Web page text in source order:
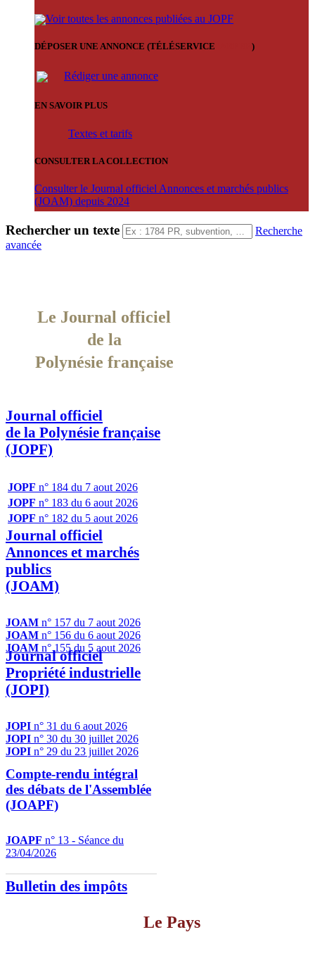
Voir toutes les annonces publiées au JOPF
DÉPOSER UNE ANNONCE (TÉLÉSERVICE )
Rédiger une annonce
EN SAVOIR PLUS
Textes et tarifs
CONSULTER LA COLLECTION
Consulter le Journal officiel Annonces et marchés publics
(JOAM) depuis 2024
Rechercher un texte
Recherche
avancée
Le Journal officiel
de la
Polynésie française
Journal officiel
de la Polynésie française
(JOPF)
JOPF n° 184 du 7 aout 2026
JOPF n° 183 du 6 aout 2026
JOPF n° 182 du 5 aout 2026
Journal officiel
Annonces et marchés
publics
(JOAM)
JOAM n° 157 du 7 aout 2026
JOAM n° 156 du 6 aout 2026
JOAM n° 155 du 5 aout 2026
Journal officiel
Propriété industrielle
(JOPI)
JOPI n° 31 du 6 aout 2026
JOPI n° 30 du 30 juillet 2026
JOPI n° 29 du 23 juillet 2026
Compte-rendu intégral
des débats de l'Assemblée
(JOAPF)
JOAPF n° 13 - Séance du
23/04/2026
Bulletin des impôts
Le Pays